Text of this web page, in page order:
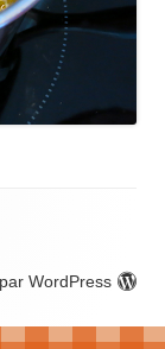
WordPress